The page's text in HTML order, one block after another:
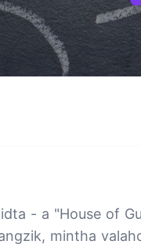
- a "House of
mintha